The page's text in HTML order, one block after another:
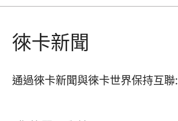
徠卡新聞
通過徠卡新聞與徠卡世界保持互聯: